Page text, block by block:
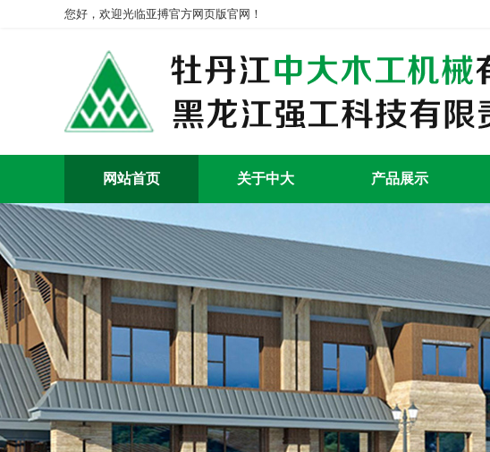
您好，欢迎光临亚搏官方网页版官网！
网站首页 关于中大 产品展示